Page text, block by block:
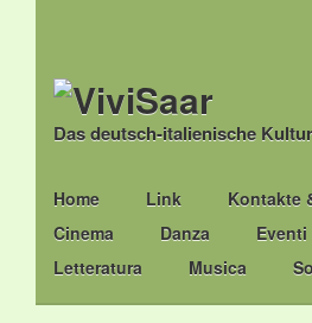
Das deutsch-italienische
Main menu
Skip
to
content
Home Link
Kontakte
Cinema
Danza Eventi
Letteratura
Musica